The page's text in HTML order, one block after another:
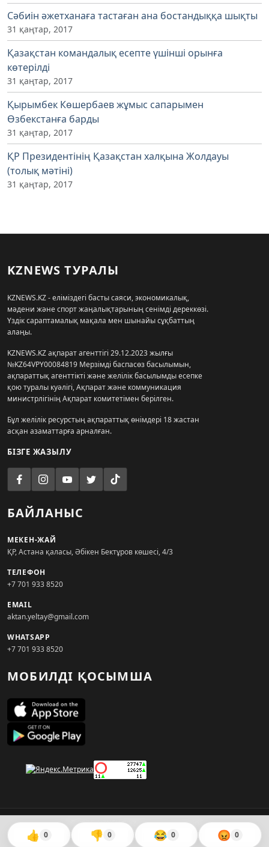
👍 0 👎 0 😂 0 😡 0
Сәбиін әжетханаға тастаған ана бостандыққа шықты
31 қаңтар, 2017
Қазақстан командалық есепте үшінші орынға
көтерілді
31 қаңтар, 2017
Қырымбек Көшербаев жұмыс сапарымен
Өзбекстанға барды
31 қаңтар, 2017
ҚР Президентінің Қазақстан халқына Жолдауы
(толық мәтіні)
31 қаңтар, 2017
KZNEWS ТУРАЛЫ
KZNEWS.KZ - еліміздегі басты саяси, экономикалық,
мәдени және спорт жаңалықтарының сенімді дереккөзі.
Үздік сараптамалық мақала мен шынайы сұқбаттың
алаңы.
KZNEWS.KZ ақпарат агенттігі 29.12.2023 жылғы
№KZ64VPY00084819 Мерзімді баспасөз басылымын,
ақпараттық агенттікті және желілік басылымды есепке
қою туралы куәлігі, Ақпарат және коммуникация
министрлігінің Ақпарат комитетімен берілген.
Бұл желілік ресурстың ақпараттық өнімдері 18 жастан
асқан азаматтарға арналған.
БІЗГЕ ЖАЗЫЛУ
БАЙЛАНЫС
МЕКЕН-ЖАЙ
ҚР, Астана қаласы, Әбікен Бектұров көшесі, 4/3
ТЕЛЕФОН
+7 701 933 8520
EMAIL
aktan.yeltay@gmail.com
WHATSAPP
+7 701 933 8520
МОБИЛДІ ҚОСЫМША
© 2026. KZNEWS.KZ ақпарат агенттігі
Сайтты жасаған
WebAudit